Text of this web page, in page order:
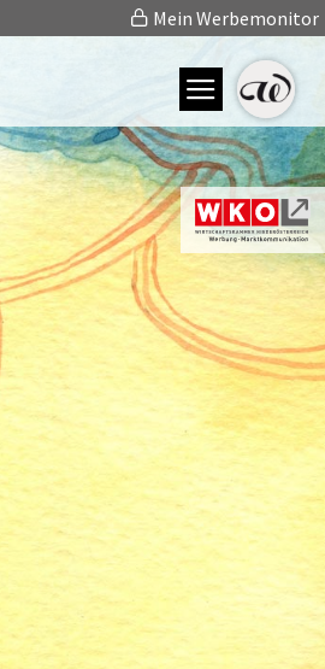
Mein Werbemonitor